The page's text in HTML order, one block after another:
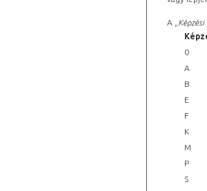
A „
0
A
B
E
F
K
M
P
S